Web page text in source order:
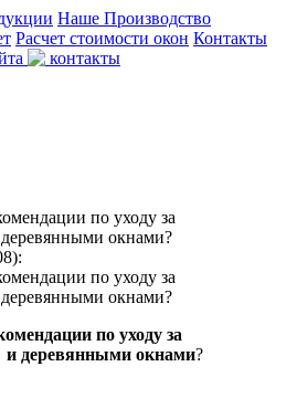
Наше Производство
Расчет стоимости окон Контакты
по уходу за
окнами?
по уходу за
окнами?
по уходу за
деревянными окнами?